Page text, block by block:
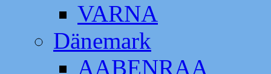
VARNA
Dänemark
AABENRAA